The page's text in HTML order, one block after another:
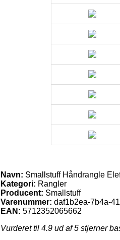
Navn: Smallstuff Håndrangle
Kategori: Rangler
Producent: Smallstuff
Varenummer: daf1b2ea-7b4a-
EAN: 5712352065662
Vurderet til 4.9 ud af 5 stjerner